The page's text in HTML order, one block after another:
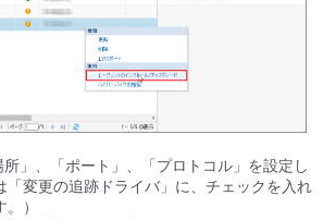
ニューを見る
グ/監査
ニューを見る
理
利用
ラクチャー
ス予定
ー向けプログラム
作動画
」、「ポート」、「プロトコル」を設定し
「変更の追跡ドライバ」に、チェックを入れ
）